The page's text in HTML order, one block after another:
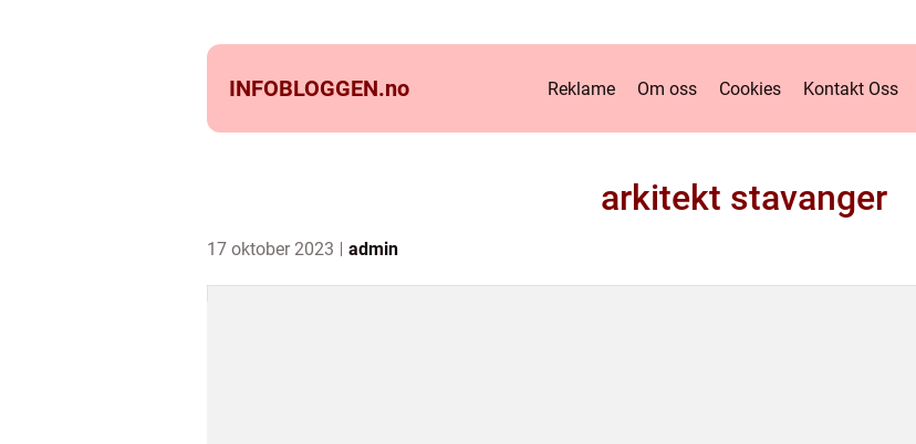
INFOBLOGGEN.no Reklame Om oss Cookies Kontakt Oss
arkitekt stavanger
17 oktober 2023 admin